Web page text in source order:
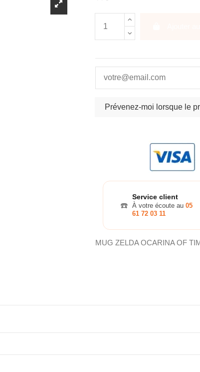
☎️
Service client
À votre écoute au 05
61 72 03 11
MUG ZELDA OCARINA OF